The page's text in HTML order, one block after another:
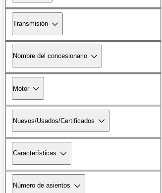
Transmisión
Nombre del concesionario
Motor
Nuevos/Usados/Certificados
Características
Número de asientos